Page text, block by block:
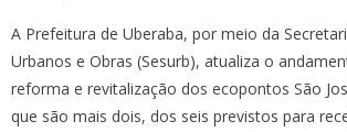
A Prefeitura de Uberaba, por meio da
Urbanos e Obras (Sesurb), atualiza o
reforma e revitalização dos ecopontos São
que são mais dois, dos seis previstos para